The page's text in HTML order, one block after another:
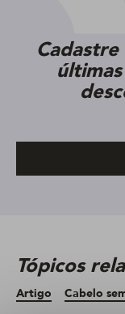
Tópicos
Artigo Cabelo